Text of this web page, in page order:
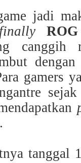
jadi
canggih
gamers
tanggal